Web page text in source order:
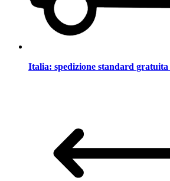
Italia: spedizione standard gratuita